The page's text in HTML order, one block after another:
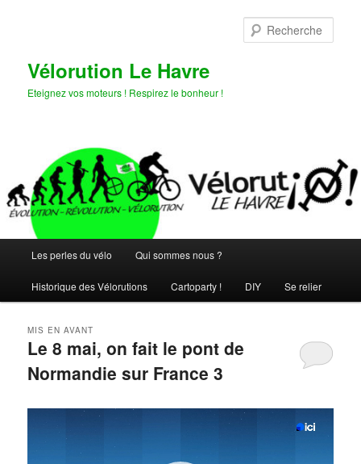
Vélorution Le Havre
Eteignez vos moteurs ! Respirez le bonheur !
principal
Les perles du vélo Qui sommes nous ?
Historique des Vélorutions Cartoparty ! DIY Se relier
Le 8 mai, on fait le pont de
Normandie sur France 3
MIS EN AVANT